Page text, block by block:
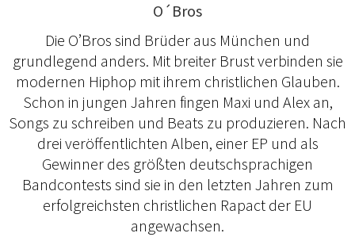
O´Bros
Die O’Bros sind Brüder aus München und
grundlegend anders. Mit breiter Brust verbinden sie
modernen Hiphop mit ihrem christlichen Glauben.
Schon in jungen Jahren fingen Maxi und Alex an,
Songs zu schreiben und Beats zu produzieren. Nach
drei veröffentlichten Alben, einer EP und als
Gewinner des größten deutschsprachigen
Bandcontests sind sie in den letzten Jahren zum
erfolgreichsten christlichen Rapact der EU
angewachsen.